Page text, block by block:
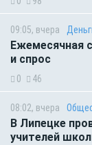
09:05, вчера
Ежемесячная
и спрос
0 46
08:02, вчера
В Липецке
учителей